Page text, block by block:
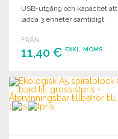
USB-utgång och kapacitet att
ladda 3 enheter samtidigt.
FRÅN
11,40 € EXKL. MOMS
BESTÄLL
Begär offert